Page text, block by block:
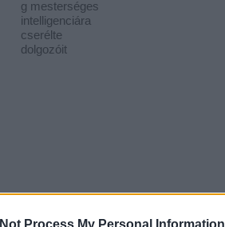
Process My Personal Information
g mesterséges
intelligenciára
cserélte
dolgozóit